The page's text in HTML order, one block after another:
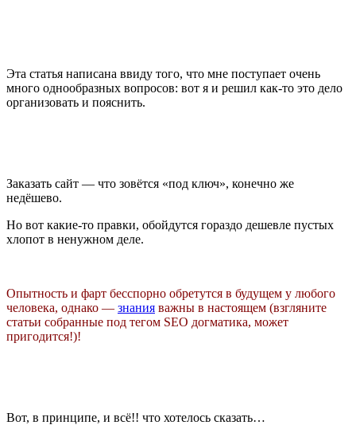
Эта статья написана ввиду того, что мне поступает очень
много однообразных вопросов: вот я и решил как-то это дело
организовать и пояснить.
Заказать сайт — что зовётся «под ключ», конечно же
недёшево.
Но вот какие-то правки, обойдутся гораздо дешевле пустых
хлопот в ненужном деле.
Опытность и фарт бесспорно обретутся в будущем у любого
человека, однако — знания важны в настоящем (взгляните
статьи собранные под тегом SEO догматика, может
пригодится!)!
Вот, в принципе, и всё!! что хотелось сказать…